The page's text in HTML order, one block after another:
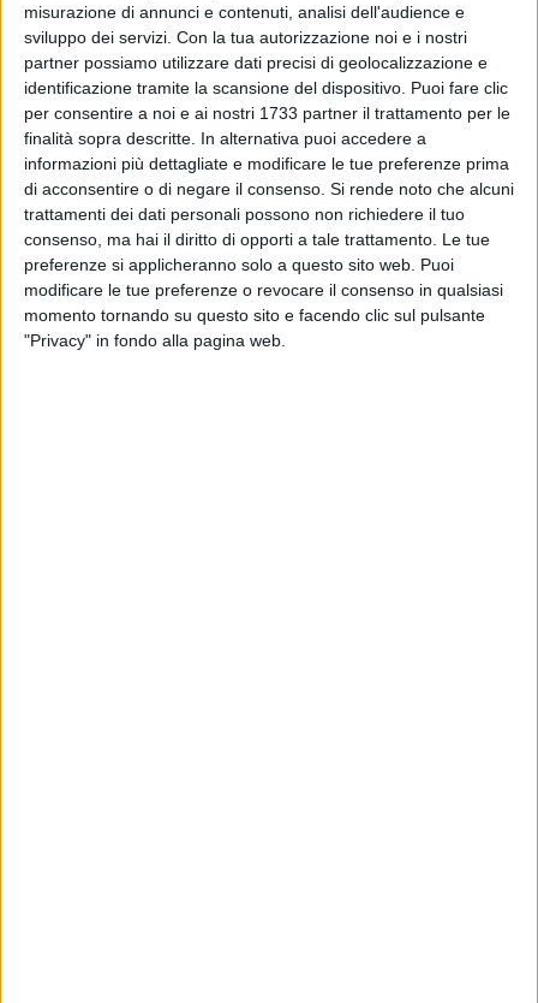
misurazione di annunci e contenuti, analisi dell'audience e
sviluppo dei servizi. Con la tua autorizzazione noi e i nostri
partner possiamo utilizzare dati precisi di geolocalizzazione e
identificazione tramite la scansione del dispositivo. Puoi fare clic
per consentire a noi e ai nostri 1733 partner il trattamento per le
finalità sopra descritte. In alternativa puoi accedere a
informazioni più dettagliate e modificare le tue preferenze prima
di acconsentire o di negare il consenso. Si rende noto che alcuni
trattamenti dei dati personali possono non richiedere il tuo
consenso, ma hai il diritto di opporti a tale trattamento. Le tue
preferenze si applicheranno solo a questo sito web. Puoi
modificare le tue preferenze o revocare il consenso in qualsiasi
momento tornando su questo sito e facendo clic sul pulsante
"Privacy" in fondo alla pagina web.
La serata musicale tenutasilo scorso 9 maggio presso
l'auditorium dell'Oratorio Salesiano di Andriaha registrato
un grande successo di pubblico.
L'iniziativa è stata promossa dal "Movimento per la Pace-
Giustizia-Solidarietà" dei Salesiani don Bosco di Andria, al
fine di favorire e sostenere i bambini del Niger attraverso la
missione salesiana di Niamey.
Cuore della serata, subito dopo l'intervento diDon Matteo di
Fiore(Parroco dell'Immacolata e Guida Spirituale del
Movimento) è stata l'esibizione di due grandiartisti, Silvia
Rita (voce) e Miky (chitarra) , i quali hanno guidato il
pubblico in un percorso musicale di forte impatto emotivo